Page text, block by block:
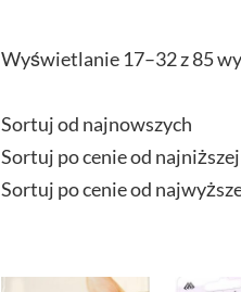
Wyświetlanie 17–32 z 85
Sortuj od najnowszych
Sortuj po cenie od najniższej
Sortuj po cenie od